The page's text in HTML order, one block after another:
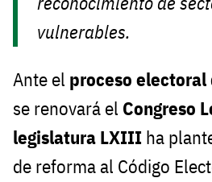
vulnerables.
Ante el proceso electoral
se renovará el Congreso
legislatura LXIII ha
de reforma al Código